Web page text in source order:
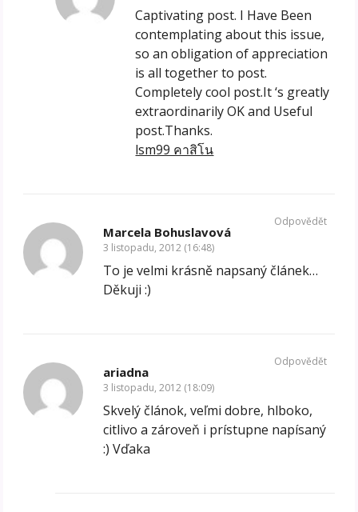
Captivating post. I Have Been
contemplating about this issue,
so an obligation of appreciation
is all together to post.
Completely cool post.It ‘s greatly
extraordinarily OK and Useful
post.Thanks.
lsm99 คาสิโน
Marcela Bohuslavová
3 listopadu, 2012 (16:48)
To je velmi krásně napsaný článek…
Děkuji :)
Odpovědět
ariadna
3 listopadu, 2012 (18:09)
Skvelý článok, veľmi dobre, hlboko,
citlivo a zároveň i prístupne napísaný
:) Vďaka
Odpovědět